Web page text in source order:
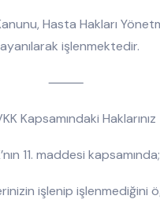
Hasta Hakları
işlenmektedir.
⸻
Kapsamındaki Haklarınız
11. maddesi kapsamında;
işlenip işlenmediğini